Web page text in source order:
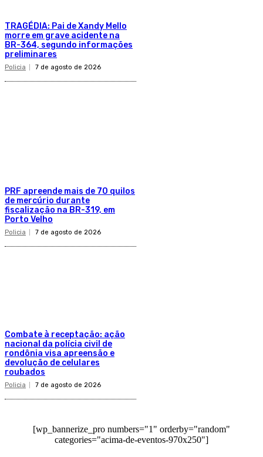
TRAGÉDIA: Pai de Xandy Mello
morre em grave acidente na
BR-364, segundo informações
preliminares
Policia 7 de agosto de 2026
PRF apreende mais de 70 quilos
de mercúrio durante
fiscalização na BR-319, em
Porto Velho
Policia 7 de agosto de 2026
Combate à receptação: ação
nacional da polícia civil de
rondônia visa apreensão e
devolução de celulares
roubados
Policia 7 de agosto de 2026
[wp_bannerize_pro numbers="1" orderby="random"
categories="acima-de-eventos-970x250"]